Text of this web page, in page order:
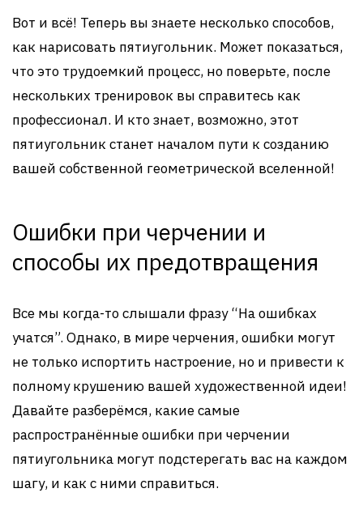
Вот и всё! Теперь вы знаете несколько способов,
как нарисовать пятиугольник. Может показаться,
что это трудоемкий процесс, но поверьте, после
нескольких тренировок вы справитесь как
профессионал. И кто знает, возможно, этот
пятиугольник станет началом пути к созданию
вашей собственной геометрической вселенной!
Ошибки при черчении и
способы их предотвращения
Все мы когда-то слышали фразу “На ошибках
учатся”. Однако, в мире черчения, ошибки могут
не только испортить настроение, но и привести к
полному крушению вашей художественной идеи!
Давайте разберёмся, какие самые
распространённые ошибки при черчении
пятиугольника могут подстерегать вас на каждом
шагу, и как с ними справиться.